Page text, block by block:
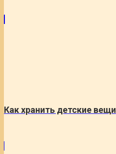
Как хранить детские вещи